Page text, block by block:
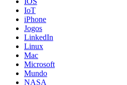
IoT
iPhone
Jogos
LinkedIn
Linux
Mac
Microsoft
Mundo
NASA